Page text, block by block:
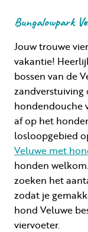
Bungalowpark
Jouw trouwe
vakantie!
bossen van de
zandverstuiving
hondendouche
af op het
losloopgebied
Veluwe met
honden
zoeken het
zodat je
hond Veluwe
viervoeter.